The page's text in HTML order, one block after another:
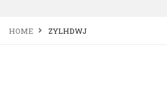
HOME ZYLHDWJ